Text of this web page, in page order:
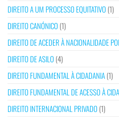
DIREITO A UM PROCESSO EQUITATIVO (1)
DIREITO CANÓNICO (1)
DIREITO DE ACEDER À NACIONALIDADE
DIREITO DE ASILO (4)
DIREITO FUNDAMENTAL À CIDADANIA(1)
DIREITO FUNDAMENTAL DE ACESSO À
DIREITO INTERNACIONAL PRIVADO (1)